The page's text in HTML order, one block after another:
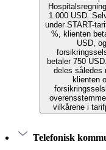
1.000 USD.
under START-
%, klienten
USD, og
betaler 750
deles således
klienten
vilkårene i
Telefonisk